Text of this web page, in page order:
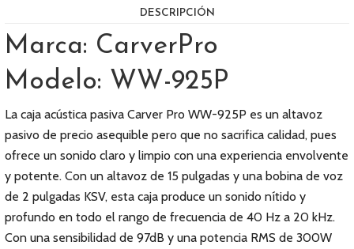
DESCRIPCIÓN
Marca: CarverPro
Modelo: WW-925P
La caja acústica pasiva Carver Pro WW-925P es un altavoz
pasivo de precio asequible pero que no sacrifica calidad, pues
ofrece un sonido claro y limpio con una experiencia envolvente
y potente. Con un altavoz de 15 pulgadas y una bobina de voz
de 2 pulgadas KSV, esta caja produce un sonido nítido y
profundo en todo el rango de frecuencia de 40 Hz a 20 kHz.
Con una sensibilidad de 97dB y una potencia RMS de 300W